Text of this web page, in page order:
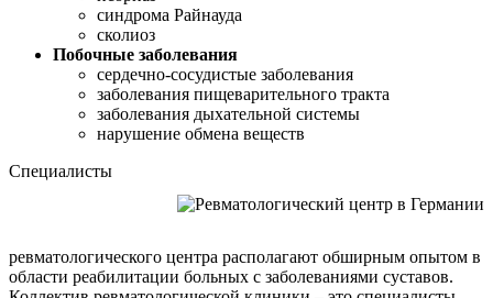
синдрома Райнауда
сколиоз
Побочные заболевания
сердечно-сосудистые заболевания
заболевания пищеварительного тракта
заболевания дыхательной системы
нарушение обмена веществ
Специалисты
ревматологического центра располагают обширным опытом в
области реабилитации больных с заболеваниями суставов.